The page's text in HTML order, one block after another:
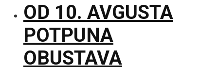
OD 10. AVGUSTA
POTPUNA
OBUSTAVA